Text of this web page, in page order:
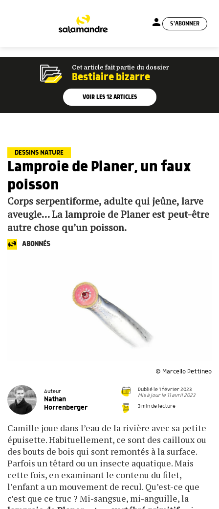
person S'ABONNER
Cet article fait partie du dossier
Bestiaire bizarre
VOIR LES 12ARTICLES
DESSINS NATURE
Lamproie de Planer, un faux
poisson
Corps serpentiforme, adulte qui jeûne, larve
aveugle… La lamproie de Planer est peut-être
autre chose qu’un poisson.
ABONNÉS
© Marcello Pettineo
Auteur
Nathan
Horrenberger
Publié le 1 février 2023
Mis à jour le 11 avril 2023
3 min de lecture
Camille joue dans l’eau de la rivière avec sa petite
épuisette. Habituellement, ce sont des cailloux ou
des bouts de bois qui sont remontés à la surface.
Parfois un têtard ou un insecte aquatique. Mais
cette fois, en examinant le contenu du filet,
l’enfant a un mouvement de recul. Qu’est-ce que
c’est que ce truc ? Mi-sangsue, mi-anguille, la